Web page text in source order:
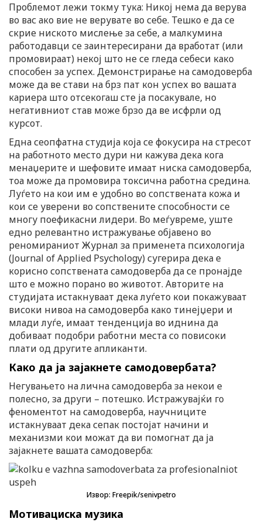
Проблемот лежи токму тука: Никој нема да верува
во вас ако вие не верувате во себе. Тешко е да се
скрие ниското мислење за себе, а малкумина
работодавци се заинтересирани да вработат (или
промовираат) некој што не се гледа себеси како
способен за успех. Демонстрирање на самодоверба
може да ве стави на брз пат кон успех во вашата
кариера што отсекогаш сте ја посакувале, но
негативниот став може брзо да ве исфрли од
курсот.
Една сеопфатна студија која се фокусира на стресот
на работното место дури ни кажува дека кога
менаџерите и шефовите имаат ниска самодоверба,
тоа може да промовира токсична работна средина.
Луѓето на кои им е удобно во сопствената кожа и
кои се уверени во сопствените способности се
многу поефикасни лидери. Во меѓувреме, уште
едно релевантно истражување објавено во
реномираниот Журнал за применета психологија
(Journal of Applied Psychology) сугерира дека е
корисно сопствената самодоверба да се пронајде
што е можно порано во животот. Авторите на
студијата истакнуваат дека луѓето кои покажуваат
високи нивоа на самодоверба како тинејџери и
млади луѓе, имаат тенденција во иднина да
добиваат подобри работни места со повисоки
плати од другите апликанти.
Како да ја зајакнете самодовербата?
Негувањето на лична самодоверба за некои е
полесно, за други – потешко. Истражувајќи го
феноментот на самодоверба, научниците
истакнуваат дека сепак постојат начини и
механизми кои можат да ви помогнат да ја
зајакнете вашата самодоверба:
Извор: Freepik/senivpetro
Мотивациска музика